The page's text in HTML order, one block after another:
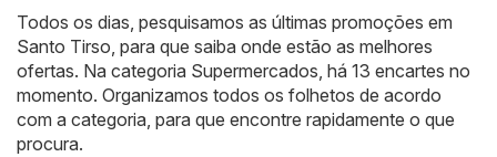
Todos os dias, pesquisamos as últimas promoções em
Santo Tirso, para que saiba onde estão as melhores
ofertas. Na categoria Supermercados, há 13 encartes no
momento. Organizamos todos os folhetos de acordo
com a categoria, para que encontre rapidamente o que
procura.